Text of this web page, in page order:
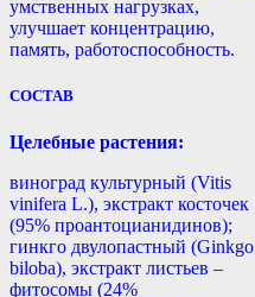
умственных нагрузках,
улучшает концентрацию,
память, работоспособность.
СОСТАВ
Целебные растения:
виноград культурный (Vitis
vinifera L.), экстракт косточек
(95% проантоцианидинов);
гинкго двулопастный (Ginkgo
biloba), экстракт листьев –
фитосомы (24%